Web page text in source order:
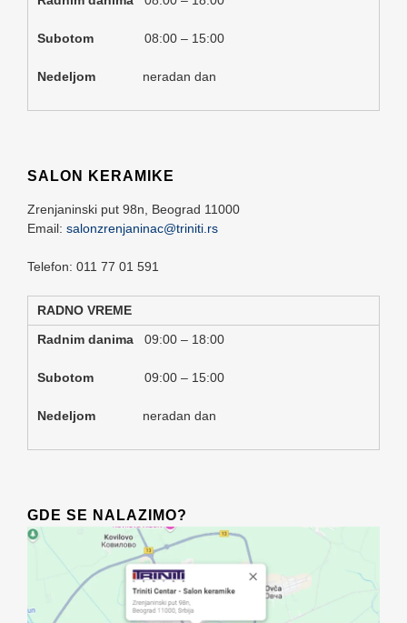
Subotom 08:00 – 15:00
Nedeljom neradan dan
SALON KERAMIKE
Zrenjaninski put 98n, Beograd 11000
Email: salonzrenjaninac@triniti.rs
Telefon: 011 77 01 591
RADNO VREME
Radnim danima 09:00 – 18:00
Subotom 09:00 – 15:00
Nedeljom neradan dan
GDE SE NALAZIMO?